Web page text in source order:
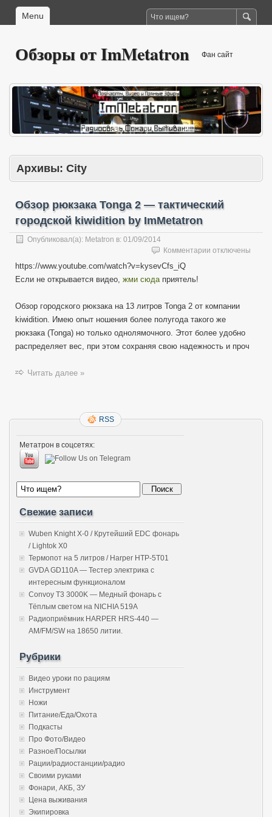
Menu
Обзоры от ImMetatron Фан сайт
Архивы: City
Обзор рюкзака Tonga 2 — тактический
городской kiwidition by ImMetatron
Опубликовал(а): Metatron в: 01/09/2014
Комментарии к
2
городской
kiwidition
отключены
https://www.youtube.com/watch?v=kysevCfs_iQ
Если не открывается видео, жми сюда приятель!
Обзор городского рюкзака на 13 литров Tonga 2 от компании
kiwidition. Имею опыт ношения более полугода такого же
рюкзака (Tonga) но только однолямочного. Этот более удобно
распределяет вес, при этом сохраняя свою надежность и проч
Читать далее »
RSS
Метатрон в соцсетях:
Свежие записи
Wuben Knight X-0 / Крутейший EDC фонарь
/ Lightok X0
Термопот на 5 литров / Harper HTP-5T01
GVDA GD110A — Тестер электрика с
интересным функционалом
Convoy T3 3000K — Медный фонарь с
Тёплым светом на NICHIA 519A
Радиоприёмник HARPER HRS-440 —
AM/FM/SW на 18650 литии.
Рубрики
Видео уроки по рациям
Инструмент
Ножи
Питание/Еда/Охота
Подкасты
Про Фото/Видео
Разное/Посылки
Рации/радиостанции/радио
Своими руками
Фонари, АКБ, ЗУ
Цена выживания
Экипировка